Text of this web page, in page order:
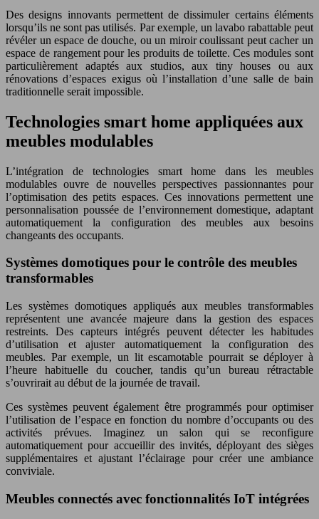
Des designs innovants permettent de dissimuler certains éléments
lorsqu’ils ne sont pas utilisés. Par exemple, un lavabo rabattable peut
révéler un espace de douche, ou un miroir coulissant peut cacher un
espace de rangement pour les produits de toilette. Ces modules sont
particulièrement adaptés aux studios, aux tiny houses ou aux
rénovations d’espaces exigus où l’installation d’une salle de bain
traditionnelle serait impossible.
Technologies smart home appliquées aux
meubles modulables
L’intégration de technologies smart home dans les meubles
modulables ouvre de nouvelles perspectives passionnantes pour
l’optimisation des petits espaces. Ces innovations permettent une
personnalisation poussée de l’environnement domestique, adaptant
automatiquement la configuration des meubles aux besoins
changeants des occupants.
Systèmes domotiques pour le contrôle des meubles
transformables
Les systèmes domotiques appliqués aux meubles transformables
représentent une avancée majeure dans la gestion des espaces
restreints. Des capteurs intégrés peuvent détecter les habitudes
d’utilisation et ajuster automatiquement la configuration des
meubles. Par exemple, un lit escamotable pourrait se déployer à
l’heure habituelle du coucher, tandis qu’un bureau rétractable
s’ouvrirait au début de la journée de travail.
Ces systèmes peuvent également être programmés pour optimiser
l’utilisation de l’espace en fonction du nombre d’occupants ou des
activités prévues. Imaginez un salon qui se reconfigure
automatiquement pour accueillir des invités, déployant des sièges
supplémentaires et ajustant l’éclairage pour créer une ambiance
conviviale.
Meubles connectés avec fonctionnalités IoT intégrées